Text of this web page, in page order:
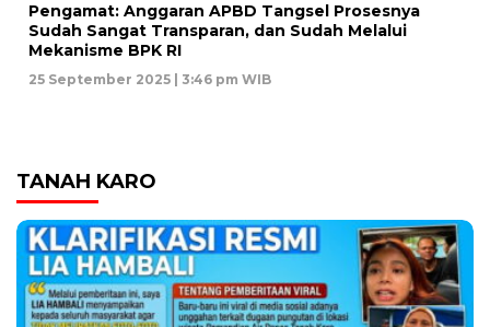
Pengamat: Anggaran APBD Tangsel Prosesnya
Sudah Sangat Transparan, dan Sudah Melalui
Mekanisme BPK RI
25 September 2025 | 3:46 pm WIB
TANAH KARO